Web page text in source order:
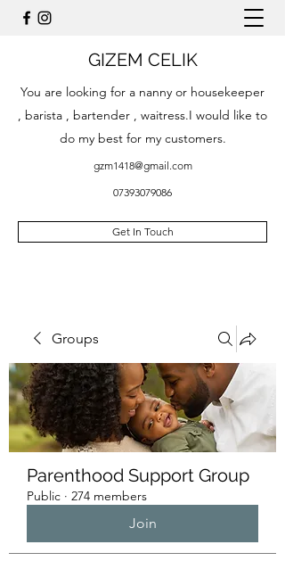
GIZEM CELIK
You are looking for a nanny or housekeeper
, barista , bartender , waitress.I would like to
do my best for my customers.
gzm1418@gmail.com
07393079086
Get In Touch
Groups
Parenthood Support Group
Public · 274 members
Join